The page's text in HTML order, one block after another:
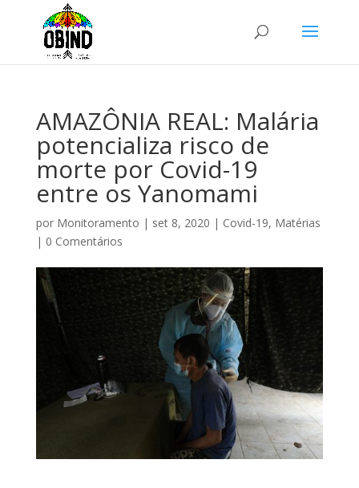
AMAZÔNIA REAL: Malária
potencializa risco de
morte por Covid-19
entre os Yanomami
por Monitoramento | set 8, 2020 | Covid-19, Matérias
| 0 Comentários